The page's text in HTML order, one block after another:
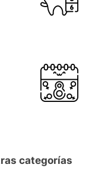
categorías